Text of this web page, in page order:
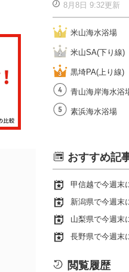
8月8日 9:32更新
米山海水浴場
米山SA(下り線)
黒埼PA(上り線)
青山海岸海水浴
素浜海水浴場
おすすめ記
甲信越で今週末
新潟県で今週末
山梨県で今週末
長野県で今週末
閲覧履歴